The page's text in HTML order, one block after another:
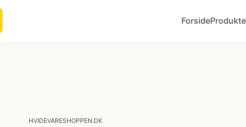
Forside
HVIDEVARESHOPPEN.DK